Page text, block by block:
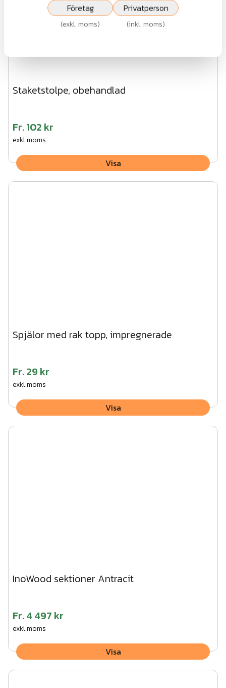
Staketstolpe, obehandlad
Fr.102 kr
exkl.moms
Visa
Spjälor med rak topp, impregnerade
Fr.29 kr
exkl.moms
Visa
InoWood sektioner Antracit
Fr.4 497 kr
exkl.moms
Visa
Företag
(exkl. moms)
Privatperson
(inkl. moms)